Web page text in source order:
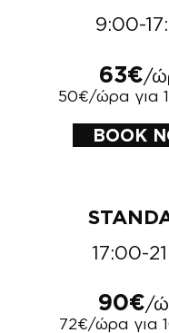
63€/
50€/ώρα για
BOOK
9:00-
17:00-
90€/
72€/ώρα για